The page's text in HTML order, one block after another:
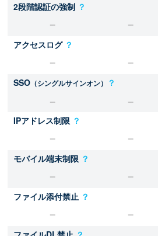
2段階認証の強制 ？
アクセスログ ？
SSO （シングルサインオン） ？
IPアドレス制限 ？
モバイル端末制限 ？
ファイル添付禁止 ？